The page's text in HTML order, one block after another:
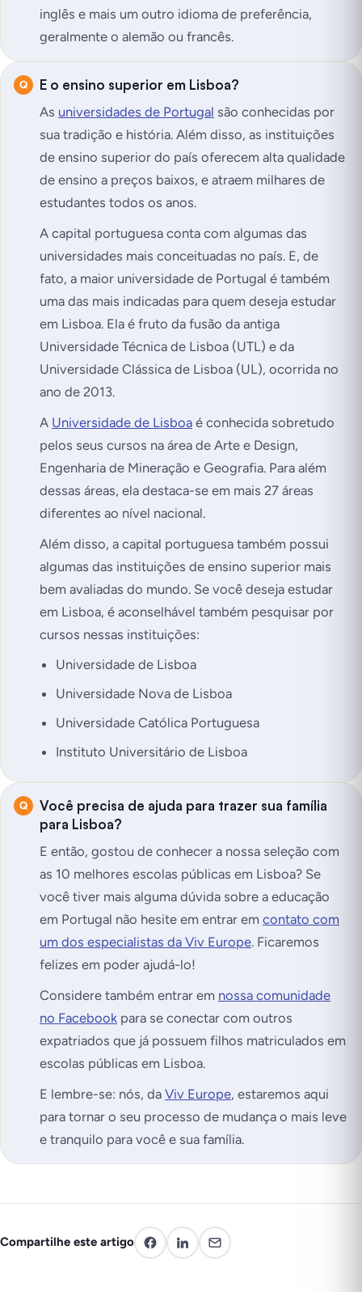
inglês e mais um outro idioma de preferência,
geralmente o alemão ou francês.
E o ensino superior em Lisboa?
As universidades de Portugal são conhecidas por
sua tradição e história. Além disso, as instituições
de ensino superior do país oferecem alta qualidade
de ensino a preços baixos, e atraem milhares de
estudantes todos os anos.
A capital portuguesa conta com algumas das
universidades mais conceituadas no país. E, de
fato, a maior universidade de Portugal é também
uma das mais indicadas para quem deseja estudar
em Lisboa. Ela é fruto da fusão da antiga
Universidade Técnica de Lisboa (UTL) e da
Universidade Clássica de Lisboa (UL), ocorrida no
ano de 2013.
A Universidade de Lisboa é conhecida sobretudo
pelos seus cursos na área de Arte e Design,
Engenharia de Mineração e Geografia. Para além
dessas áreas, ela destaca-se em mais 27 áreas
diferentes ao nível nacional.
Além disso, a capital portuguesa também possui
algumas das instituições de ensino superior mais
bem avaliadas do mundo. Se você deseja estudar
em Lisboa, é aconselhável também pesquisar por
cursos nessas instituições:
Universidade de Lisboa
Universidade Nova de Lisboa
Universidade Católica Portuguesa
Instituto Universitário de Lisboa
Você precisa de ajuda para trazer sua família
para Lisboa?
E então, gostou de conhecer a nossa seleção com
as 10 melhores escolas públicas em Lisboa? Se
você tiver mais alguma dúvida sobre a educação
em Portugal não hesite em entrar em contato com
um dos especialistas da Viv Europe. Ficaremos
felizes em poder ajudá-lo!
Considere também entrar em nossa comunidade
no Facebook para se conectar com outros
expatriados que já possuem filhos matriculados em
escolas públicas em Lisboa.
E lembre-se: nós, da Viv Europe, estaremos aqui
para tornar o seu processo de mudança o mais leve
e tranquilo para você e sua família.
Compartilhe este artigo